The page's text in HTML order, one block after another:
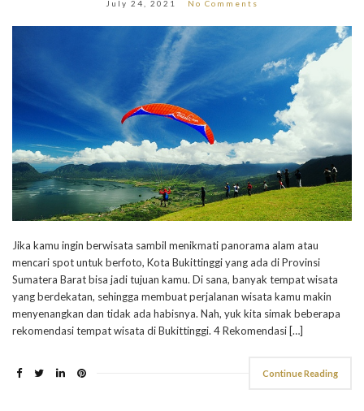
July 24, 2021 No Comments
Jika kamu ingin berwisata sambil menikmati panorama alam atau
mencari spot untuk berfoto, Kota Bukittinggi yang ada di Provinsi
Sumatera Barat bisa jadi tujuan kamu. Di sana, banyak tempat wisata
yang berdekatan, sehingga membuat perjalanan wisata kamu makin
menyenangkan dan tidak ada habisnya. Nah, yuk kita simak beberapa
rekomendasi tempat wisata di Bukittinggi. 4 Rekomendasi […]
Continue Reading